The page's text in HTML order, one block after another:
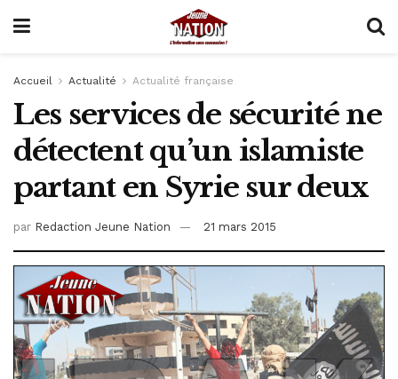
Accueil Actualité Actualité française
Les services de sécurité ne
détectent qu’un islamiste
partant en Syrie sur deux
par Redaction Jeune Nation 21 mars 2015